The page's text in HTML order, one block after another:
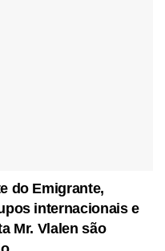
do Emigrante,
internacionais e
Mr. Vlalen são